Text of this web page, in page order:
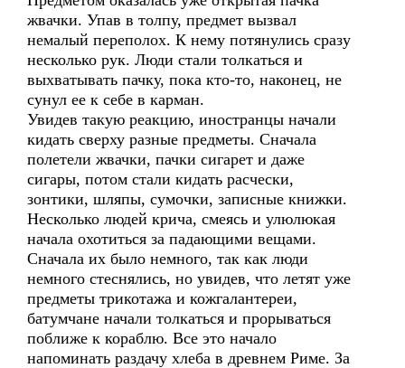
жвачки. Упав в толпу, предмет вызвал
немалый переполох. К нему потянулись сразу
несколько рук. Люди стали толкаться и
выхватывать пачку, пока кто-то, наконец, не
сунул ее к себе в карман.
Увидев такую реакцию, иностранцы начали
кидать сверху разные предметы. Сначала
полетели жвачки, пачки сигарет и даже
сигары, потом стали кидать расчески,
зонтики, шляпы, сумочки, записные книжки.
Несколько людей крича, смеясь и улюлюкая
начала охотиться за падающими вещами.
Сначала их было немного, так как люди
немного стеснялись, но увидев, что летят уже
предметы трикотажа и кожгалантереи,
батумчане начали толкаться и прорываться
поближе к кораблю. Все это начало
напоминать раздачу хлеба в древнем Риме. За